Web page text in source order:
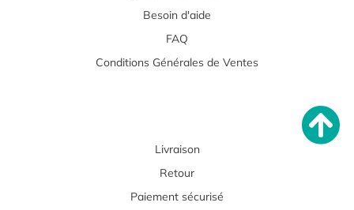
Besoin d'aide
FAQ
Conditions Générales de Ventes
Livraison
Retour
Paiement sécurisé